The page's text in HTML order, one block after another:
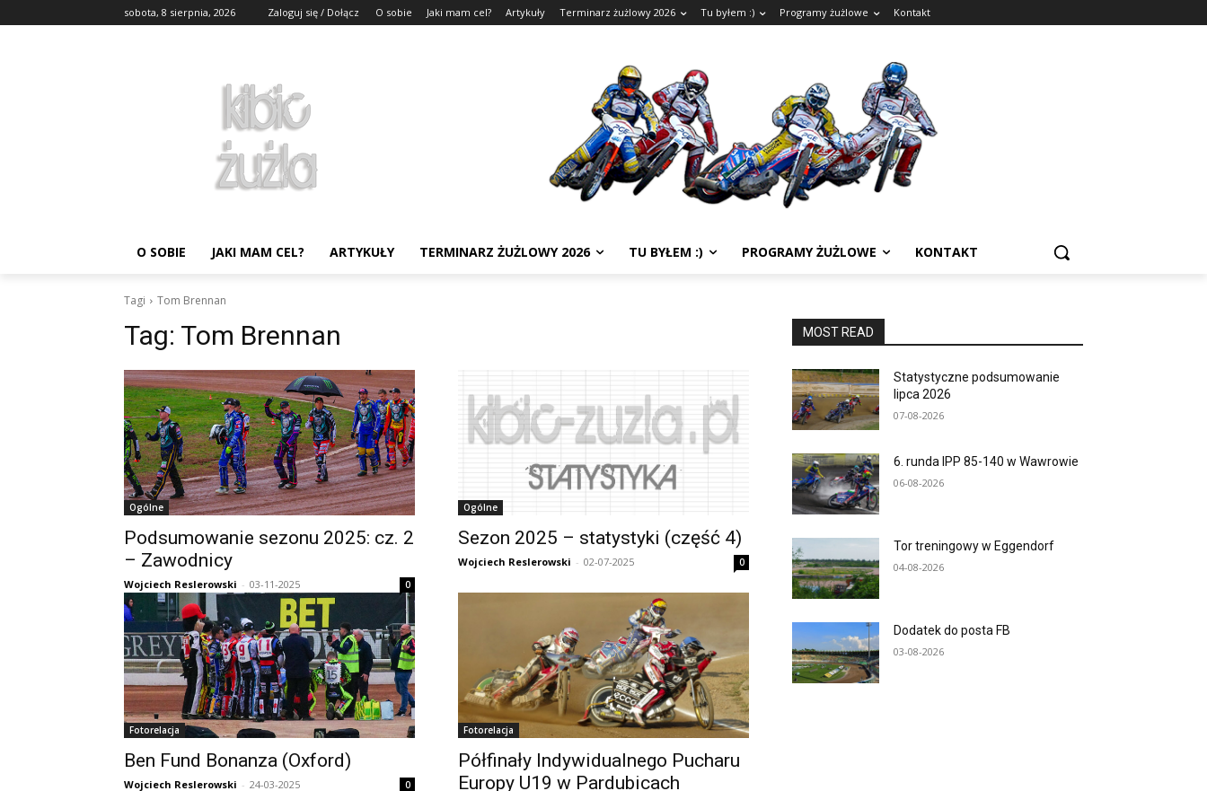
sobota, 8 sierpnia, 2026 Zaloguj się / Dołącz O sobie Jaki mam cel? Artykuły Terminarz żużlowy 2026 Tu byłem :) Programy żużlowe Kontakt
O SOBIE JAKI MAM CEL? ARTYKUŁY TERMINARZ ŻUŻLOWY 2026 TU BYŁEM :) PROGRAMY ŻUŻLOWE KONTAKT
Tagi Tom Brennan
Tag: Tom Brennan
Ogólne
Podsumowanie sezonu 2025: cz. 2
– Zawodnicy
Wojciech Reslerowski - 03-11-2025 0
Ogólne
Sezon 2025 – statystyki (część 4)
Wojciech Reslerowski - 02-07-2025 0
Fotorelacja
Ben Fund Bonanza (Oxford)
Wojciech Reslerowski - 24-03-2025 0
Fotorelacja
Półfinały Indywidualnego Pucharu
Europy U19 w Pardubicach
MOST READ
Statystyczne podsumowanie
lipca 2026
07-08-2026
6. runda IPP 85-140 w Wawrowie
06-08-2026
Tor treningowy w Eggendorf
04-08-2026
Dodatek do posta FB
03-08-2026